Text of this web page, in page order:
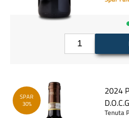
SPAR
30%
2024
Tenuta